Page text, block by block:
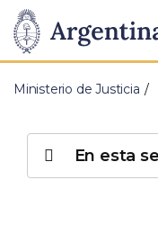
Presidencia
de
Nación
Pasar al contenido
Ministerio de Justicia
En esta